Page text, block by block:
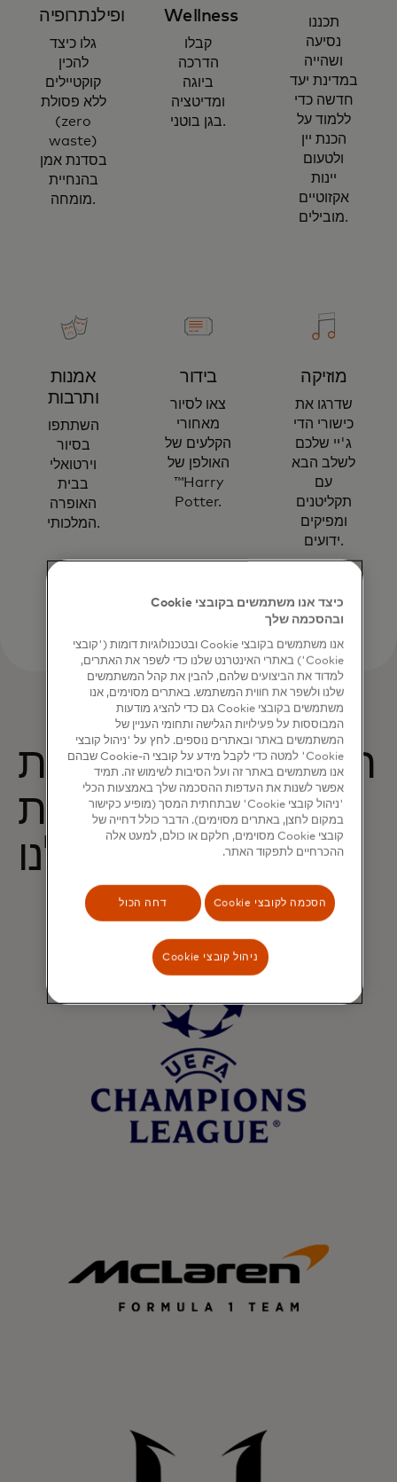
ופילנתרופיה
גלו כיצד
להכין
קוקטיילים
ללא פסולת
(zero
waste)
בסדנת אמן
בהנחיית
מומחה.
Wellness
קבלו
הדרכה
ביוגה
ומדיטציה
בגן בוטני.
תכננו
נסיעה
ושהייה
במדינת יעד
חדשה כדי
ללמוד על
הכנת יין
ולטעום
יינות
אקזוטיים
מובילים.
אמנות
ותרבות
השתתפו
בסיור
וירטואלי
בבית
האופרה
המלכותי.
בידור
צאו לסיור
מאחורי
הקלעים של
האולפן של
™Harry
Potter.
מוזיקה
שדרגו את
כישורי הדי
ג'יי שלכם
לשלב הבא
עם
תקליטנים
ומפיקים
ידועים.
תהנה מגישה בלעדית
בעזרת החסויות
העולמיות שלנו
כיצד אנו משתמשים בקובצי Cookie
ובהסכמה שלך
אנו משתמשים בקובצי Cookie ובטכנולוגיות דומות ('קובצי
Cookie') באתרי האינטרנט שלנו כדי לשפר את האתרים,
למדוד את הביצועים שלהם, להבין את קהל המשתמשים
שלנו ולשפר את חווית המשתמש. באתרים מסוימים, אנו
משתמשים בקובצי Cookie גם כדי להציג מודעות
המבוססות על פעילויות הגלישה ותחומי העניין של
המשתמשים באתר ובאתרים נוספים. לחץ על 'ניהול קובצי
Cookie' למטה כדי לקבל מידע על קובצי ה-Cookie שבהם
אנו משתמשים באתר זה ועל הסיבות לשימוש זה. תמיד
אפשר לשנות את העדפות ההסכמה שלך באמצעות הכלי
'ניהול קובצי Cookie' שבתחתית המסך (מופיע כקישור
במקום לחצן, באתרים מסוימים). הדבר כולל דחייה של
קובצי Cookie מסוימים, חלקם או כולם, למעט אלה
ההכרחיים לתפקוד האתר.
הסכמה לקובצי Cookie דחה הכול
ניהול קובצי Cookie